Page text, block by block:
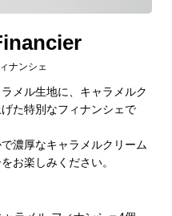
ナンシェ
メル生地に、キャラメルク
た特別なフィナンシェで
濃厚なキャラメルクリーム
お楽しみください。